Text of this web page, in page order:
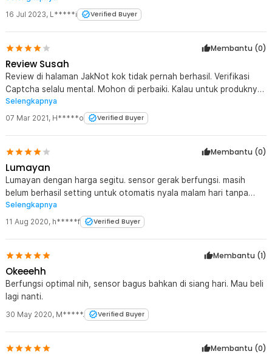
16 Jul 2023, L*****i Verified Buyer
Membantu (0)
Review Susah
Review di halaman JakNot kok tidak pernah berhasil. Verifikasi
Captcha selalu mental. Mohon di perbaiki. Kalau untuk produknya
OK OK saja.
Selengkapnya
07 Mar 2021, H*****o Verified Buyer
Membantu (0)
Lumayan
Lumayan dengan harga segitu. sensor gerak berfungsi. masih
belum berhasil setting untuk otomatis nyala malam hari tanpa
harus ada deteksi pergerakan. ada yg bisa kasih tahu caranya?
Selengkapnya
11 Aug 2020, h*****f Verified Buyer
Membantu (1)
Okeeehh
Berfungsi optimal nih, sensor bagus bahkan di siang hari. Mau beli
lagi nanti.
30 May 2020, M*****. Verified Buyer
Membantu (0)